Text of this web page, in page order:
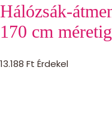
Hálózsák-
170 cm méretig
13.188 Ft Érdekel